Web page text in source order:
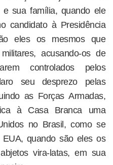
e sua família, quando ele
candidato à Presidência
eles os mesmos que
acusando-os de
controlados pelos
seu desprezo pelas
as Forças Armadas,
à Casa Branca uma
no Brasil, como se
quando são eles os
vira-latas, em sua